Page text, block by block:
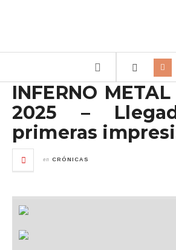
INFERNO METAL
2025 –
primeras
en CRÓNICAS